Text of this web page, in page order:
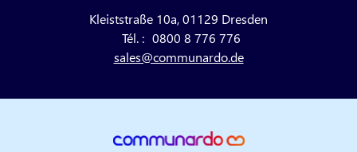
Kleiststraße 10a, 01129 Dresden
Tél. : 0800 8 776 776
sales@communardo.de